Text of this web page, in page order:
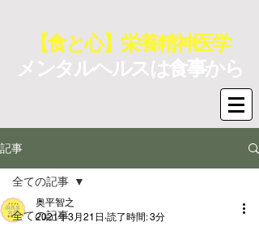
【食と心】栄養精神医学
メンタルヘルスは食事から
記事
全ての記事
全ての記事
奥平智之
2021年3月21日 読了時間: 3分